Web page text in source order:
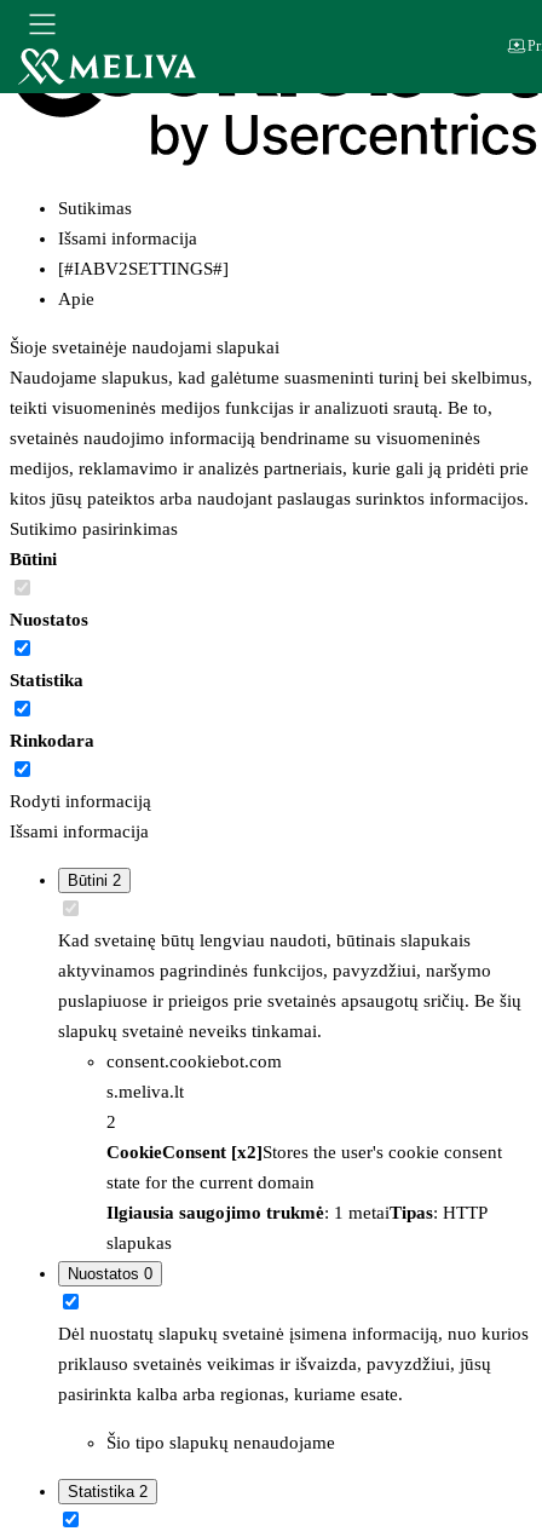
Sutikimas
Išsami informacija
[#IABV2SETTINGS#]
Apie
Šioje svetainėje naudojami slapukai
Naudojame slapukus, kad galėtume suasmeninti turinį bei skelbimus,
teikti visuomeninės medijos funkcijas ir analizuoti srautą. Be to,
svetainės naudojimo informaciją bendriname su visuomeninės
medijos, reklamavimo ir analizės partneriais, kurie gali ją pridėti prie
kitos jūsų pateiktos arba naudojant paslaugas surinktos informacijos.
Sutikimo pasirinkimas
Būtini
Nuostatos
Statistika
Rinkodara
Rodyti informaciją
Išsami informacija
Būtini 2
Kad svetainę būtų lengviau naudoti, būtinais slapukais
aktyvinamos pagrindinės funkcijos, pavyzdžiui, naršymo
puslapiuose ir prieigos prie svetainės apsaugotų sričių. Be šių
slapukų svetainė neveiks tinkamai.
consent.cookiebot.com
s.meliva.lt
2
CookieConsent [x2]Stores the user's cookie consent
state for the current domain
Ilgiausia saugojimo trukmė: 1 metaiTipas: HTTP
slapukas
Nuostatos 0
Dėl nuostatų slapukų svetainė įsimena informaciją, nuo kurios
priklauso svetainės veikimas ir išvaizda, pavyzdžiui, jūsų
pasirinkta kalba arba regionas, kuriame esate.
Šio tipo slapukų nenaudojame
Statistika 2